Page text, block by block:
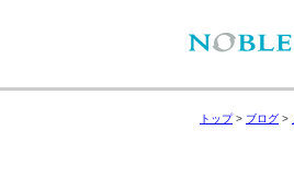
トップ> ブログ >